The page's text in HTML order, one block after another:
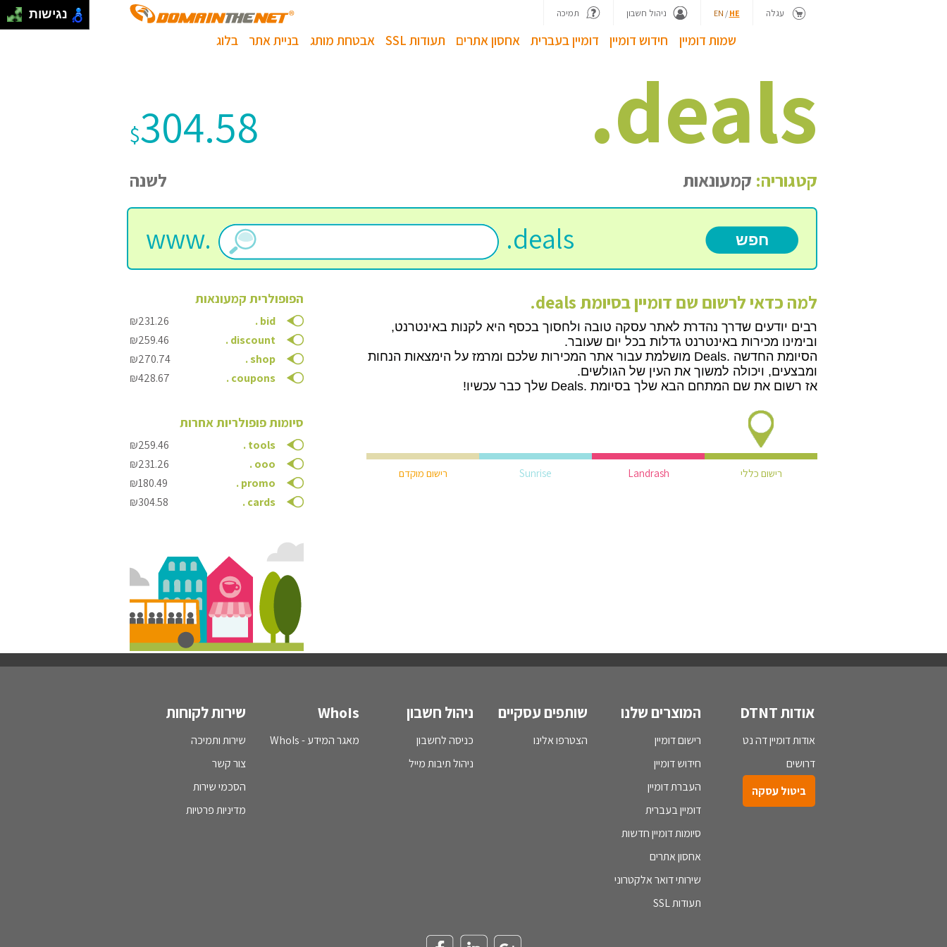
עגלה HE
/
EN ניהול חשבון תמיכה
שמות דומיין חידוש דומיין דומיין בעברית אחסון אתרים תעודות SSL אבטחת מותג בניית אתר בלוג
.deals
$304.58
קטגוריה: קמעונאות לשנה
www. .deals
למה כדאי לרשום שם דומיין בסיומת .deals
רבים יודעים שדרך נהדרת לאתר עסקה טובה ולחסוך בכסף היא לקנות באינטרנט,
ובימינו מכירות באינטרנט גדלות בכל יום שעובר.
הסיומת החדשה .Deals מושלמת עבור אתר המכירות שלכם ומרמז על הימצאות הנחות
ומבצעים, ויכולה למשוך את העין של הגולשים.
אז רשום את שם המתחם הבא שלך בסיומת .Deals שלך כבר עכשיו!
רישום מוקדם Sunrise Landrash רישום כללי
הפופולרית קמעונאות
.bid
₪231.26
.discount
₪259.46
.shop
₪270.74
.coupons
₪428.67
סיומות פופולריות אחרות
.tools
₪259.46
.ooo
₪231.26
.promo
₪180.49
.cards
₪304.58
אודות DTNT
אודות דומיין דה נט
דרושים
ביטול עסקה
המוצרים שלנו
רישום דומיין
חידוש דומיין
העברת דומיין
דומיין בעברית
סיומות דומיין חדשות
אחסון אתרים
שירותי דואר אלקטרוני
תעודות SSL
שותפים עסקיים
הצטרפו אלינו
ניהול חשבון
כניסה לחשבון
ניהול תיבות מייל
WhoIs
מאגר המידע - WhoIs
שירות לקוחות
שירות ותמיכה
צור קשר
הסכמי שירות
מדיניות פרטיות
נגישות